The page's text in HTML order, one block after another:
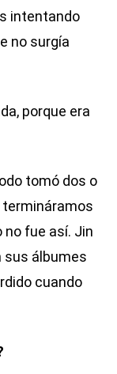
intentando
no surgía
porque era
tomó dos o
termináramos
no fue así. Jin
sus álbumes
cuando